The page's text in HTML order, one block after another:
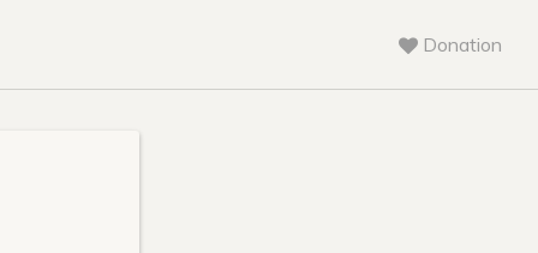
Donation